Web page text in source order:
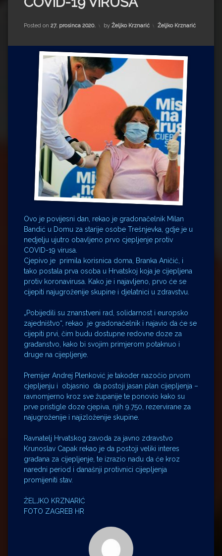
Impressum
Milenko Strižak
Drugi autori
Drugi autori
Matea Andrić
Ljiljana Lekanić-Kljaić
Željko Krznarić
Mario Lovreković
Miroslav Šantek
Posted on 27. prosinca 2020. by Željko Krznarić Kategorije:
Željko Krznarić
Ovo je povijesni dan, rekao je gradonačelnik Milan
Bandić u Domu za starije osobe Trešnjevka, gdje je u
nedjelju ujutro obavljeno prvo cjepljenje protiv
COVID-19 virusa.
Cjepivo je primila korisnica doma, Branka Aničić, i
tako postala prva osoba u Hrvatskoj koja je cijepljena
protiv koronavirusa. Kako je i najavljeno, prvo će se
cijepiti najugroženije skupine i djelatnici u zdravstvu.
„Pobijedili su znanstveni rad, solidarnost i europsko
zajedništvo“, rekao je gradonačelnik i najavio da će se
cijepiti prvi, čim budu dostupne redovne doze za
građanstvo, kako bi svojim primjerom potaknuo i
druge na cijepljenje.
Premijer Andrej Plenković je također nazočio prvom
cjepljenju i objasnio da postoji jasan plan cijepljenja –
ravnomjerno kroz sve županije te ponovio kako su
prve pristigle doze cjepiva, njih 9.750, rezervirane za
najugroženije i najizloženije skupine.
Ravnatelj Hrvatskog zavoda za javno zdravstvo
Krunoslav Capak rekao je da postoji veliki interes
građana za cijepljenje, te izrazio nadu da će kroz
naredni period i današnji protivnici cijepljenja
promijeniti stav.
ŽELJKO KRZNARIĆ
FOTO ZAGREB HR